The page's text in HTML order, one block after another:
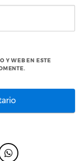
Y WEB EN ESTE